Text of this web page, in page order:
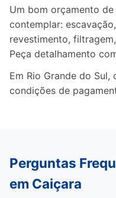
Um bom orçamento
contemplar:
revestimento,
Peça detalhamento
Em Rio Grande do
condições de
Perguntas
em Caiçara